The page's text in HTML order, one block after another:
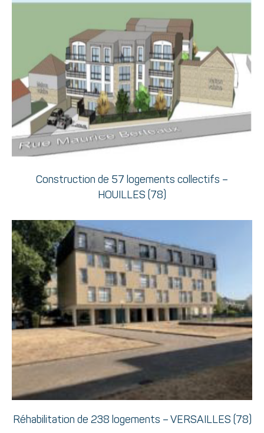
Construction de 57 logements collectifs –
HOUILLES (78)
Réhabilitation de 238 logements – VERSAILLES (78)